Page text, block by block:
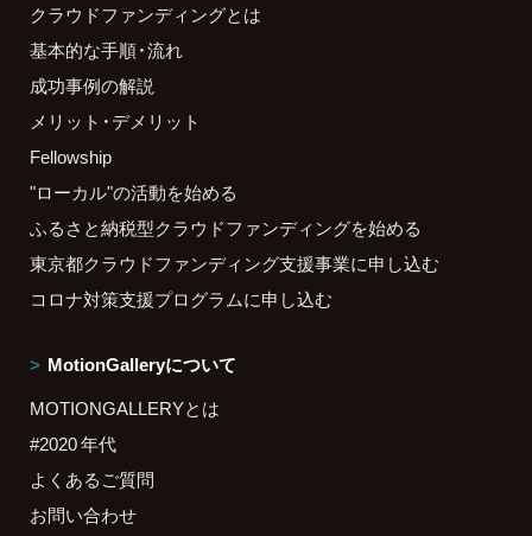
クラウドファンディングとは
基本的な手順・流れ
成功事例の解説
メリット・デメリット
Fellowship
"ローカル"の活動を始める
ふるさと納税型クラウドファンディングを始める
東京都クラウドファンディング支援事業に申し込む
コロナ対策支援プログラムに申し込む
MotionGalleryについて
MOTIONGALLERYとは
#2020 年代
よくあるご質問
お問い合わせ